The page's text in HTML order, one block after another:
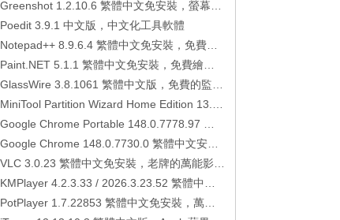
Poedit 3.9.1 中文版，中文化工具軟體